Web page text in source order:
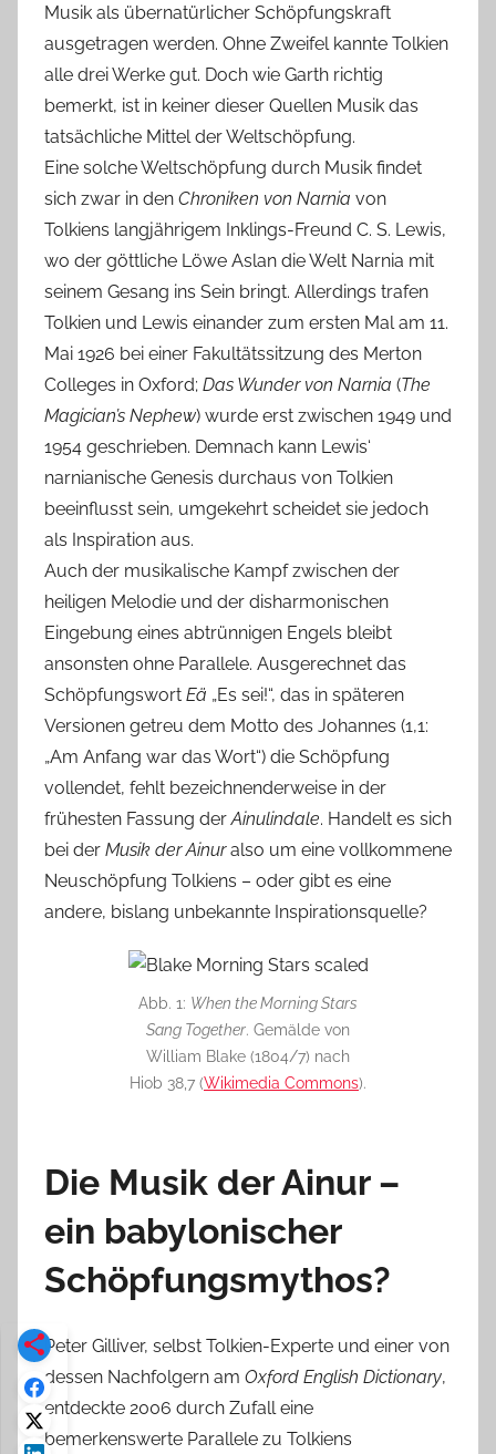
Musik als übernatürlicher Schöpfungskraft
ausgetragen werden. Ohne Zweifel kannte Tolkien
alle drei Werke gut. Doch wie Garth richtig
bemerkt, ist in keiner dieser Quellen Musik das
tatsächliche Mittel der Weltschöpfung.
Eine solche Weltschöpfung durch Musik findet
sich zwar in den Chroniken von Narnia von
Tolkiens langjährigem Inklings-Freund C. S. Lewis,
wo der göttliche Löwe Aslan die Welt Narnia mit
seinem Gesang ins Sein bringt. Allerdings trafen
Tolkien und Lewis einander zum ersten Mal am 11.
Mai 1926 bei einer Fakultätssitzung des Merton
Colleges in Oxford; Das Wunder von Narnia (The
Magician’s Nephew) wurde erst zwischen 1949 und
1954 geschrieben. Demnach kann Lewis‘
narnianische Genesis durchaus von Tolkien
beeinflusst sein, umgekehrt scheidet sie jedoch
als Inspiration aus.
Auch der musikalische Kampf zwischen der
heiligen Melodie und der disharmonischen
Eingebung eines abtrünnigen Engels bleibt
ansonsten ohne Parallele. Ausgerechnet das
Schöpfungswort Eä „Es sei!“, das in späteren
Versionen getreu dem Motto des Johannes (1,1:
„Am Anfang war das Wort“) die Schöpfung
vollendet, fehlt bezeichnenderweise in der
frühesten Fassung derAinulindale. Handelt es sich
bei der Musik der Ainuralso um eine vollkommene
Neuschöpfung Tolkiens – oder gibt es eine
andere, bislang unbekannte Inspirationsquelle?
Abb. 1: When the Morning Stars
Sang Together. Gemälde von
William Blake (1804/7) nach
Hiob 38,7 (Wikimedia Commons).
Die Musik der Ainur –
ein babylonischer
Schöpfungsmythos?
Peter Gilliver, selbst Tolkien-Experte und einer von
dessen Nachfolgern am Oxford English Dictionary,
entdeckte 2006 durch Zufall eine
bemerkenswerte Parallele zu Tolkiens